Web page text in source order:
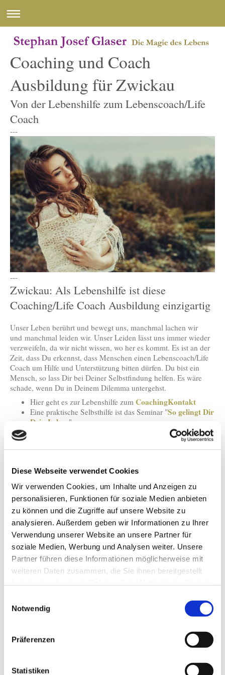
Diese Webseite verwendet Cookies
Wir verwenden Cookies, um Inhalte und Anzeigen zu
personalisieren, Funktionen für soziale Medien anbieten
zu können und die Zugriffe auf unsere Website zu
analysieren. Außerdem geben wir Informationen zu Ihrer
Verwendung unserer Website an unsere Partner für
soziale Medien, Werbung und Analysen weiter. Unsere
Partner führen diese Informationen möglicherweise mit
weiteren Daten zusammen, die Sie ihnen bereitgestellt
Notwendig
Präferenzen
Statistiken
Coaching und Coach
Ausbildung für Zwickau
Von der Lebenshilfe zum Lebenscoach/Life
Coach
---
---
Zwickau: Als Lebenshilfe ist diese
Coaching/Life Coach Ausbildung einzigartig
Unser Leben berührt und bewegt uns, manchmal lachen wir
und manchmal leiden wir. Unser Leiden lässt uns immer wieder
verzweifeln, da wir nicht wissen, wo her es kommt. Es ist an der
Zeit, dass Du erkennst, dass Menschen einen Lebenscoach/Life
Coach um Hilfe und Unterstützung bitten dürfen. Du bist ein
Mensch, so lass Dir bei Deiner Selbstfindung helfen. Es wäre
schade, wenn Du in Deinem Dilemma untergehst.
Hier geht es zur Lebenshilfe zum CoachingKontakt
Eine praktische Selbsthilfe ist das Seminar "So gelingt Dir
Dein Leben "
Durch diese Ausbildung wirst Du zum LebensCoach/Life
Zwickau: Lösungen gibts in der Coaching
Jeder Mensch ist für sich einzigartig. Das kommt daher, dass
Wir beurteilen unser Leben und andere Personen ständig mit
unserer starren Struktur unserer emotionalen